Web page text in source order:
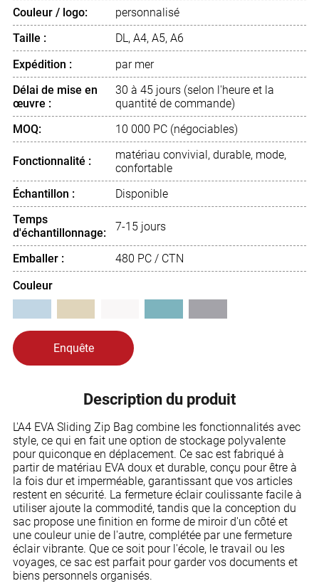
Couleur / logo:
personnalisé
Taille :
DL, A4, A5, A6
Expédition :
par mer
Délai de mise en
œuvre :
30 à 45 jours (selon l'heure et la
quantité de commande)
MOQ:
10 000 PC (négociables)
Fonctionnalité :
matériau convivial, durable, mode,
confortable
Échantillon :
Disponible
Temps
d'échantillonnage:
7-15 jours
Emballer : 480 PC / CTN
Couleur
Enquête
Description du produit
L'A4 EVA Sliding Zip Bag combine les fonctionnalités avec
style, ce qui en fait une option de stockage polyvalente
pour quiconque en déplacement. Ce sac est fabriqué à
partir de matériau EVA doux et durable, conçu pour être à
la fois dur et imperméable, garantissant que vos articles
restent en sécurité. La fermeture éclair coulissante facile à
utiliser ajoute la commodité, tandis que la conception du
sac propose une finition en forme de miroir d'un côté et
une couleur unie de l'autre, complétée par une fermeture
éclair vibrante. Que ce soit pour l'école, le travail ou les
voyages, ce sac est parfait pour garder vos documents et
biens personnels organisés.